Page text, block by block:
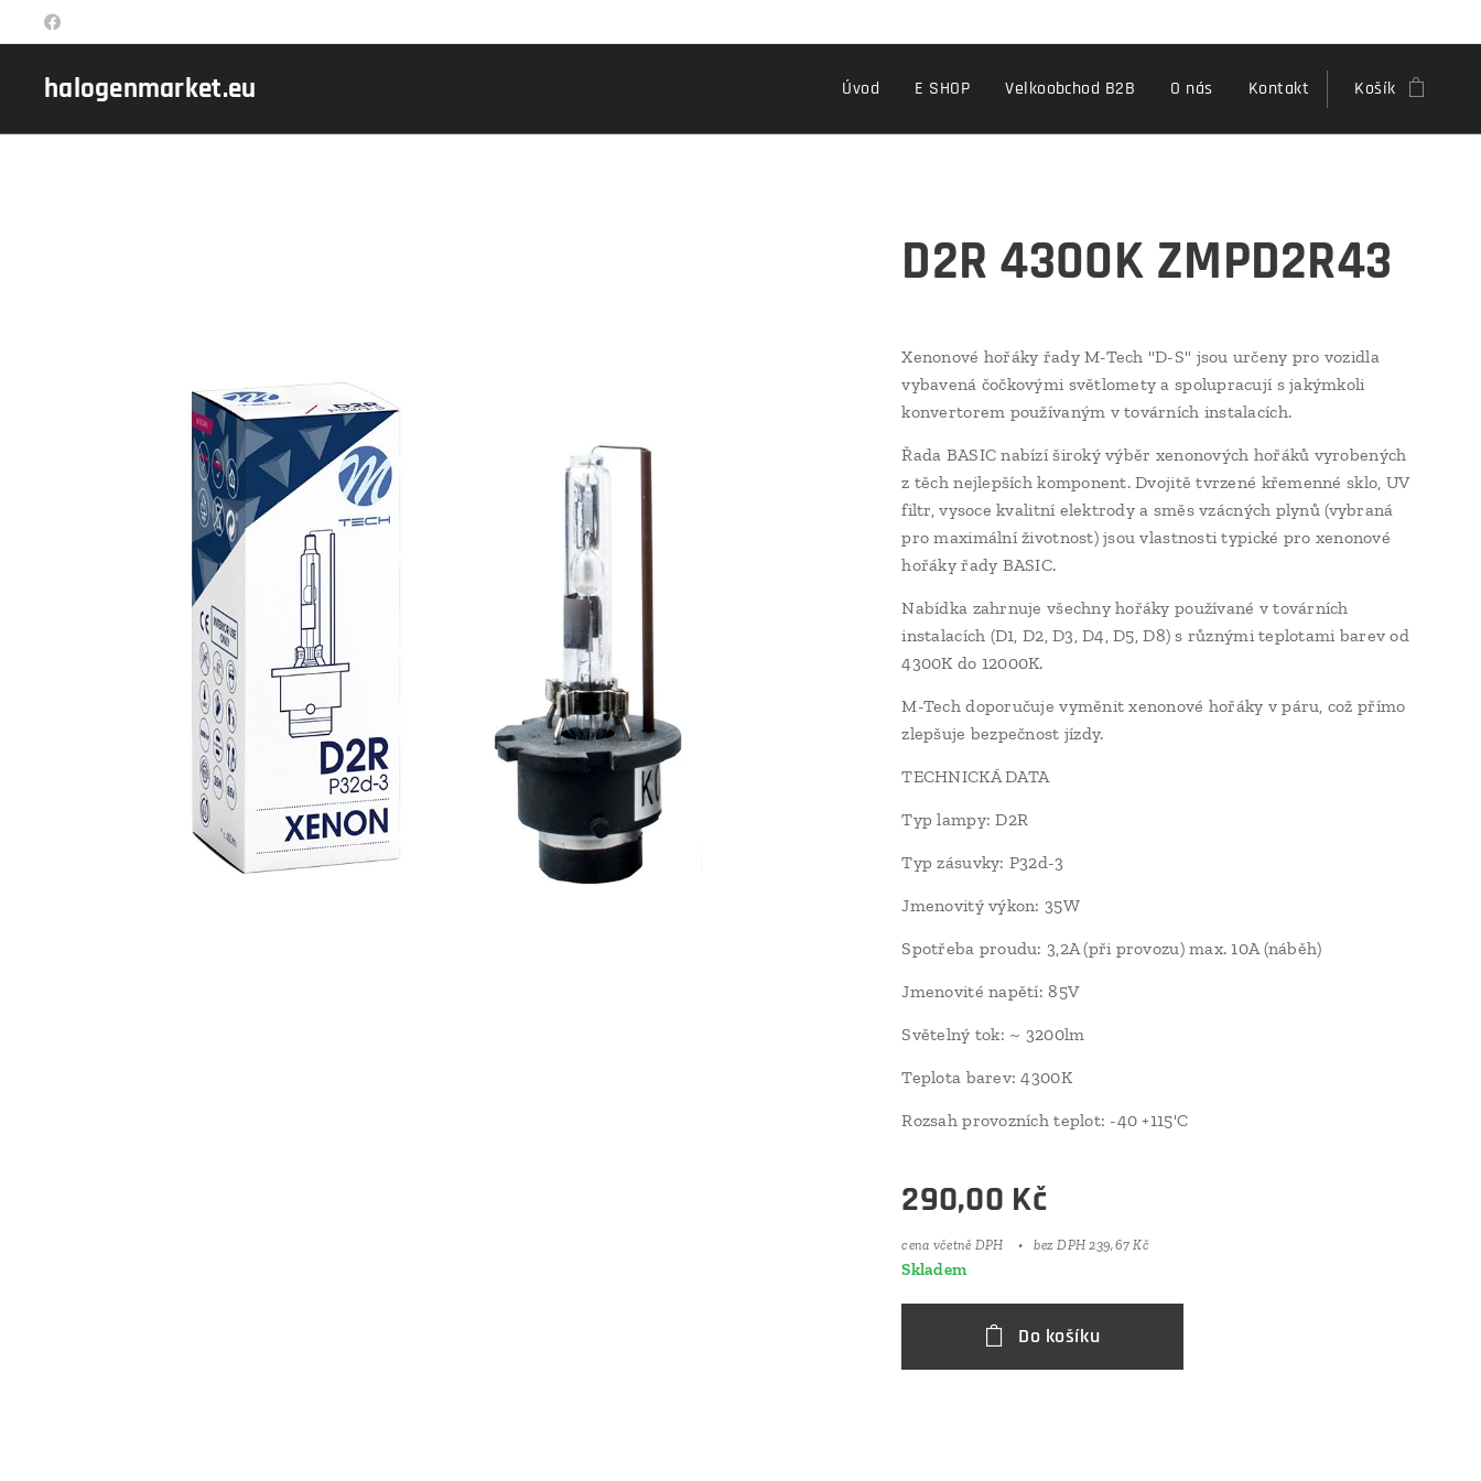
halogenmarket.eu Úvod E SHOP Velkoobchod B2B O nás Kontakt Košík
D2R 4300K ZMPD2R43
Xenonové hořáky řady M-Tech "D-S" jsou určeny pro vozidla
vybavená čočkovými světlomety a spolupracují s jakýmkoli
konvertorem používaným v továrních instalacích.
Řada BASIC nabízí široký výběr xenonových hořáků vyrobených
z těch nejlepších komponent. Dvojitě tvrzené křemenné sklo, UV
filtr, vysoce kvalitní elektrody a směs vzácných plynů (vybraná
pro maximální životnost) jsou vlastnosti typické pro xenonové
hořáky řady BASIC.
Nabídka zahrnuje všechny hořáky používané v továrních
instalacích (D1, D2, D3, D4, D5, D8) s různými teplotami barev od
4300K ​​do 12000K.
M-Tech doporučuje vyměnit xenonové hořáky v páru, což přímo
zlepšuje bezpečnost jízdy.
TECHNICKÁ DATA
Typ lampy: D2R
Typ zásuvky: P32d-3
Jmenovitý výkon: 35W
Spotřeba proudu: 3,2A (při provozu) max. 10A (náběh)
Jmenovité napětí: 85V
Světelný tok: ~ 3200lm
Teplota barev: 4300K
Rozsah provozních teplot: -40 +115'C
290,00 Kč
cena včetně DPH bez DPH 239,67 Kč
Skladem
Do košíku